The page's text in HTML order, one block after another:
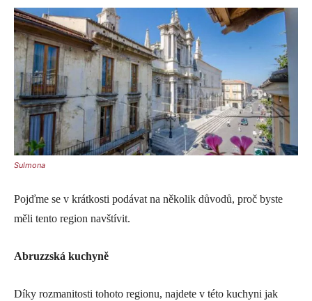
Sulmona
Pojďme se v krátkosti podávat na několik důvodů, proč byste
měli tento region navštívit.
Abruzzská kuchyně
Díky rozmanitosti tohoto regionu, najdete v této kuchyni jak